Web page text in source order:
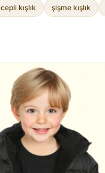
cepli kışlık şişme kışlık